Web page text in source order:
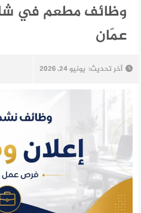
وظائف مطعم في
عمّان
آخر تحديث: يونيو 24, 2026